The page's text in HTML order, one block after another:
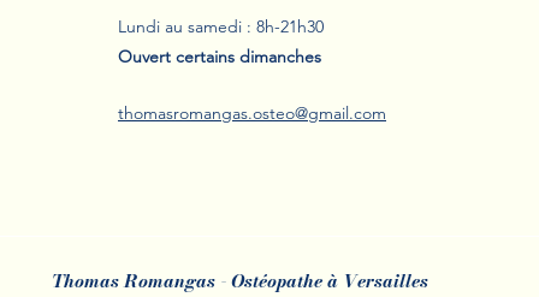
Lundi au samedi : 8h-21h30
Ouvert certains dimanches
thomasromangas.osteo@gmail.com
Thomas Romangas - Ostéopathe à Versailles